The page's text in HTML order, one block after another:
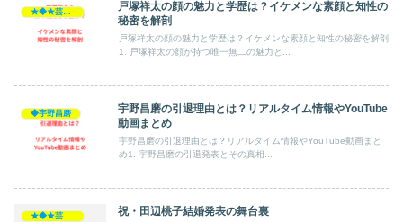
戸塚祥太の顔の魅力と学歴は？イケメンな素顔と知性の
秘密を解剖
戸塚祥太の顔の魅力と学歴は？イケメンな素顔と知性の秘密を解剖
1. 戸塚祥太の顔が持つ唯一無二の魅力と...
◆宇野昌磨
宇野昌磨の引退理由とは？リアルタイム情報やYouTube
動画まとめ
宇野昌磨の引退理由とは？リアルタイム情報やYouTube動画まと
め1. 宇野昌磨の引退発表とその真相...
★◆★芸能人★◆★ 祝・田辺桃子結婚発表の舞台裏